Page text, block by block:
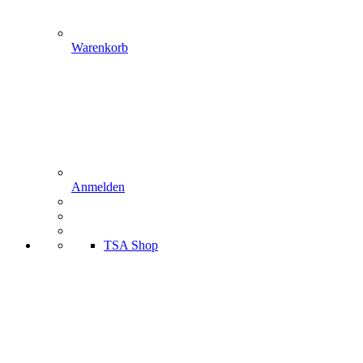
Warenkorb
Anmelden
TSA Shop